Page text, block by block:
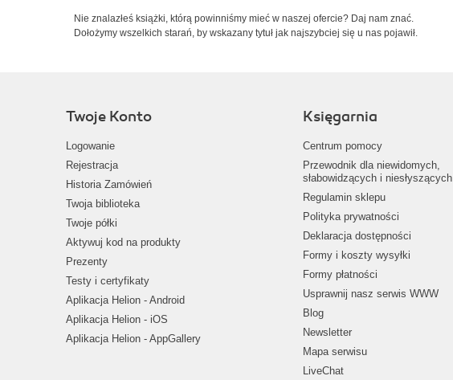
Nie znalazłeś książki, którą powinniśmy mieć w naszej ofercie? Daj nam znać.
Dołożymy wszelkich starań, by wskazany tytuł jak najszybciej się u nas pojawił.
Twoje Konto
Logowanie
Rejestracja
Historia Zamówień
Twoja biblioteka
Twoje półki
Aktywuj kod na produkty
Prezenty
Testy i certyfikaty
Aplikacja Helion - Android
Aplikacja Helion - iOS
Aplikacja Helion - AppGallery
Księgarnia
Centrum pomocy
Przewodnik dla niewidomych,
słabowidzących i niesłyszących
Regulamin sklepu
Polityka prywatności
Deklaracja dostępności
Formy i koszty wysyłki
Formy płatności
Usprawnij nasz serwis WWW
Blog
Newsletter
Mapa serwisu
LiveChat